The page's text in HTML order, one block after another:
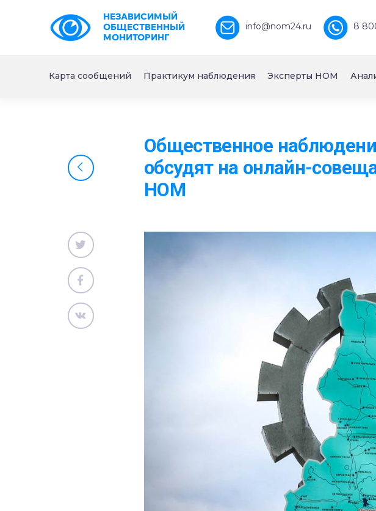
НЕЗАВИСИМЫЙ
ОБЩЕСТВЕННЫЙ
МОНИТОРИНГ
info@nom24.ru 8
Карта сообщений Практикум наблюдения Эксперты НОМ
Общественное
обсудят на онлайн-
НОМ